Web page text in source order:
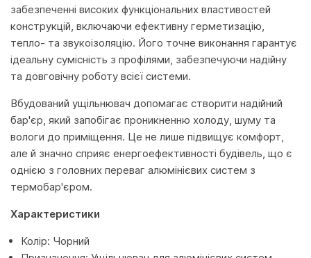
забезпеченні високих функціональних властивостей
конструкцій, включаючи ефективну герметизацію,
тепло- та звукоізоляцію. Його точне виконання гарантує
ідеальну сумісність з профілями, забезпечуючи надійну
та довговічну роботу всієї системи.
Вбудований ущільнювач допомагає створити надійний
бар'єр, який запобігає проникненню холоду, шуму та
вологи до приміщення. Це не лише підвищує комфорт,
але й значно сприяє енергоефективності будівель, що є
однією з головних переваг алюмінієвих систем з
термобар'єром.
Характеристики
Колір: Чорний